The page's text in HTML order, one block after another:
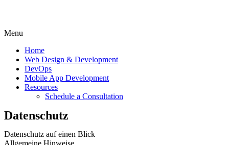
Menu
Home
Web Design & Development
DevOps
Mobile App Development
Resources
Schedule a Consultation
Datenschutz
Datenschutz auf einen Blick
Allgemeine Hinweise